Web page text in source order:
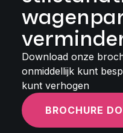
Download onze
onmiddellijk kunt
kunt verhogen
BROCHURE